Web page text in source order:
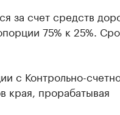
за счет средств
75% к 25%.
с Контрольно-
края, прорабатывая